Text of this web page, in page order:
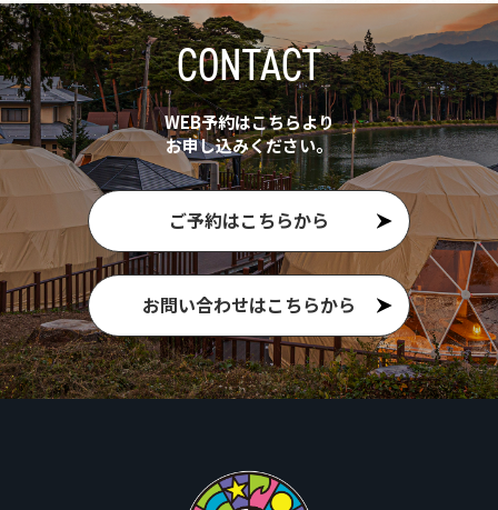
CONTACT
WEB予約はこちらより
お申し込みください。
ご予約はこちらから
お問い合わせはこちらから